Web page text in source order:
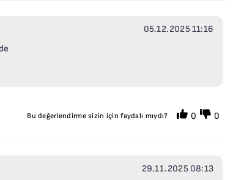
05.12.2025 11:16
Bu değerlendirme sizin için faydalı mıydı? 0 0
29.11.2025 08:13